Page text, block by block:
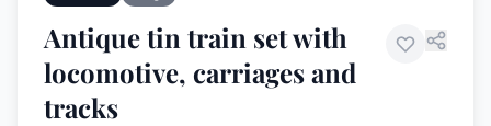
Antique tin train set with
locomotive, carriages and
tracks